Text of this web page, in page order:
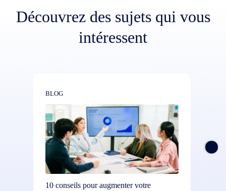
Découvrez des sujets qui vous
intéressent
BLOG
10 conseils pour augmenter votre